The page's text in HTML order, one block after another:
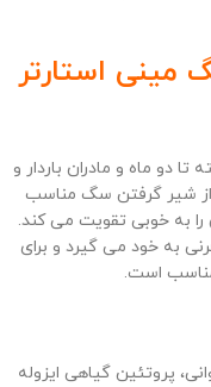
استارتر
دو ماه و مادران باردار و
شیر گرفتن سگ مناسب
به خوبی تقویت می کند.
به خود می گیرد و برای
مناسب است.
پروتئین گیاهی ایزوله